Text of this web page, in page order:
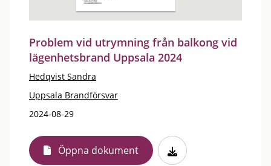
Problem vid utrymning från balkong vid
lägenhetsbrand Uppsala 2024
Hedqvist Sandra
Uppsala Brandförsvar
2024-08-29
Öppna dokument